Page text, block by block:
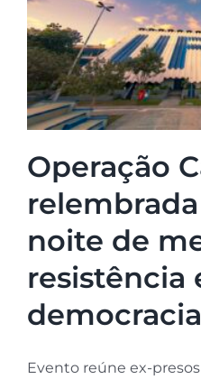
Operação
noite de
resistência
democracia
Evento reúne ex-